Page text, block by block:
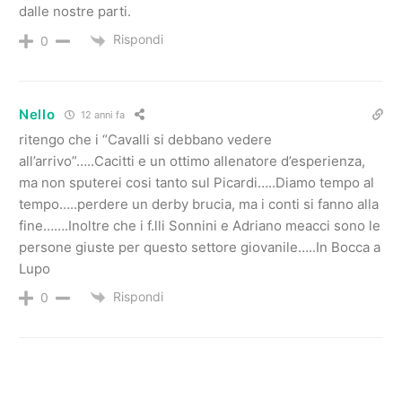
dalle nostre parti.
0 Rispondi
Nello 12 anni fa
ritengo che i “Cavalli si debbano vedere
all’arrivo”…..Cacitti e un ottimo allenatore d’esperienza,
ma non sputerei cosi tanto sul Picardi…..Diamo tempo al
tempo…..perdere un derby brucia, ma i conti si fanno alla
fine…….Inoltre che i f.lli Sonnini e Adriano meacci sono le
persone giuste per questo settore giovanile…..In Bocca a
Lupo
0 Rispondi